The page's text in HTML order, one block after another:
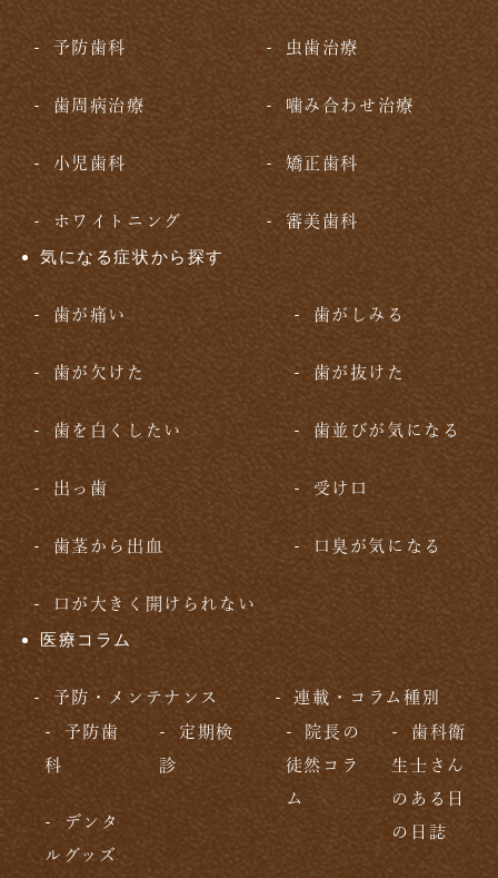
予防歯科 虫歯治療
歯周病治療 噛み合わせ治療
小児歯科 矯正歯科
ホワイトニング 審美歯科
気になる症状から探す
歯が痛い 歯がしみる
歯が欠けた 歯が抜けた
歯を白くしたい 歯並びが気になる
出っ歯 受け口
歯茎から出血 口臭が気になる
口が大きく開けられない
医療コラム
予防・メンテナンス
予防歯
科
定期検
診
デンタ
ルグッズ
連載・コラム種別
院長の
徒然コラ
ム
歯科衛
生士さん
のある日
の日誌